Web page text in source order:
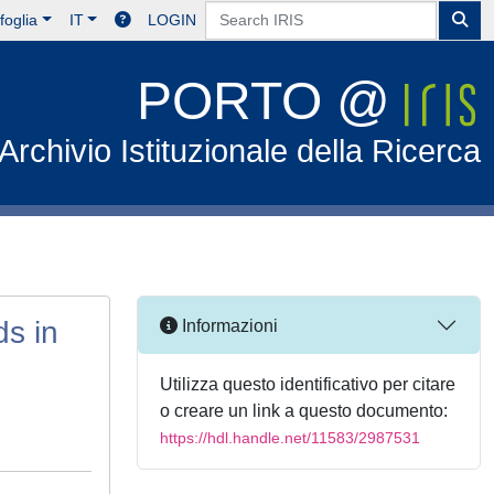
IT LOGIN
PORTO @
Istituzionale della Ricerca
in Informazioni
Utilizza questo identificativo per citare
o creare un link a questo documento:
https://hdl.handle.net/11583/2987531